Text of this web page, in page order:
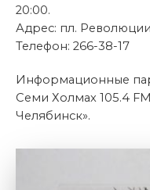
20:00.
Адрес: пл.
Телефон: 266-38-17
Информационные
Семи Холмах 105.4
Челябинск».